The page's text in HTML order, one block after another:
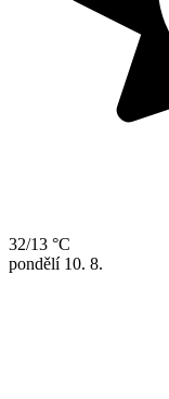
32/13 °C
pondělí 10. 8.